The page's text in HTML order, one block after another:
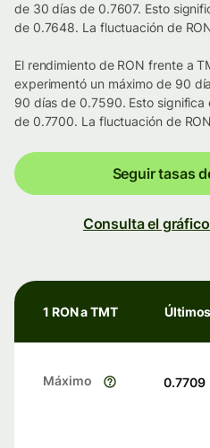
de 30 días de 0.7607. Esto
de 0.7648. La fluctuación de
El rendimiento de RON frente a
experimentó un máximo de 90
90 días de 0.7590. Esto
de 0.7700. La fluctuación de
Seguir tasas
Consulta el
1 RON a TMT
Máximo 0.7709